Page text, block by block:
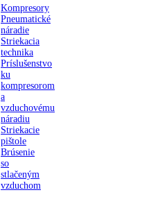
Kompresory
Pneumatické
náradie
Striekacia
technika
Príslušenstvo
ku
kompresorom
a
vzduchovému
náradiu
Striekacie
pištole
Brúsenie
so
stlačeným
vzduchom